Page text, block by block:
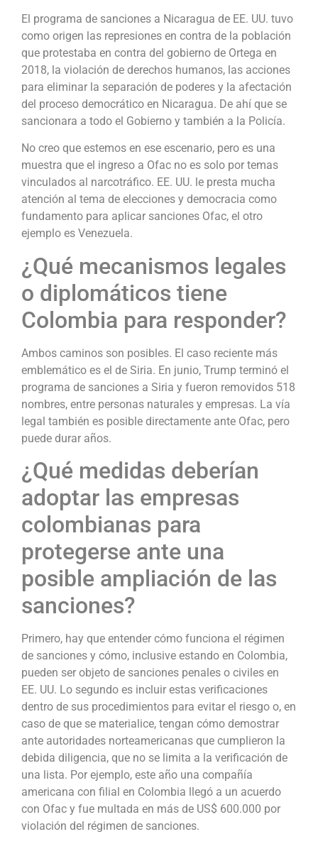
El programa de sanciones a Nicaragua de EE. UU. tuvo
como origen las represiones en contra de la población
que protestaba en contra del gobierno de Ortega en
2018, la violación de derechos humanos, las acciones
para eliminar la separación de poderes y la afectación
del proceso democrático en Nicaragua. De ahí que se
sancionara a todo el Gobierno y también a la Policía.
No creo que estemos en ese escenario, pero es una
muestra que el ingreso a Ofac no es solo por temas
vinculados al narcotráfico. EE. UU. le presta mucha
atención al tema de elecciones y democracia como
fundamento para aplicar sanciones Ofac, el otro
ejemplo es Venezuela.
¿Qué mecanismos legales
o diplomáticos tiene
Colombia para responder?
Ambos caminos son posibles. El caso reciente más
emblemático es el de Siria. En junio, Trump terminó el
programa de sanciones a Siria y fueron removidos 518
nombres, entre personas naturales y empresas. La vía
legal también es posible directamente ante Ofac, pero
puede durar años.
¿Qué medidas deberían
adoptar las empresas
colombianas para
protegerse ante una
posible ampliación de las
sanciones?
Primero, hay que entender cómo funciona el régimen
de sanciones y cómo, inclusive estando en Colombia,
pueden ser objeto de sanciones penales o civiles en
EE. UU. Lo segundo es incluir estas verificaciones
dentro de sus procedimientos para evitar el riesgo o, en
caso de que se materialice, tengan cómo demostrar
ante autoridades norteamericanas que cumplieron la
debida diligencia, que no se limita a la verificación de
una lista. Por ejemplo, este año una compañía
americana con filial en Colombia llegó a un acuerdo
con Ofac y fue multada en más de US$ 600.000 por
violación del régimen de sanciones.